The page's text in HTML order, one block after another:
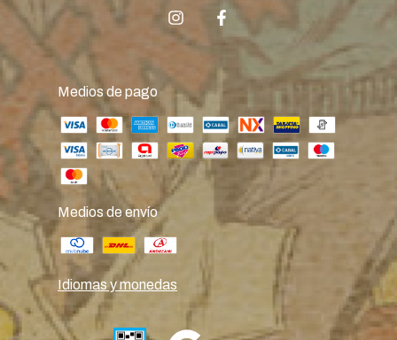
Medios de pago
Medios de envío
Idiomas y monedas